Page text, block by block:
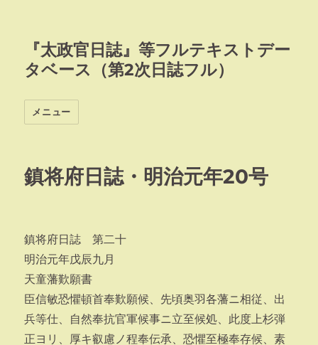
『太政官日誌』等フルテキストデー
タベース（第2次日誌フル）
メニュー
鎮将府日誌・明治元年20号
鎮将府日誌 第二十
明治元年戊辰九月
天童藩歎願書
臣信敏恐懼頓首奉歎願候、先頃奥羽各藩ニ相従、出
兵等仕、自然奉抗官軍候事ニ立至候処、此度上杉弾
正ヨリ、厚キ叡慮ノ程奉伝承、恐懼至極奉存候、素